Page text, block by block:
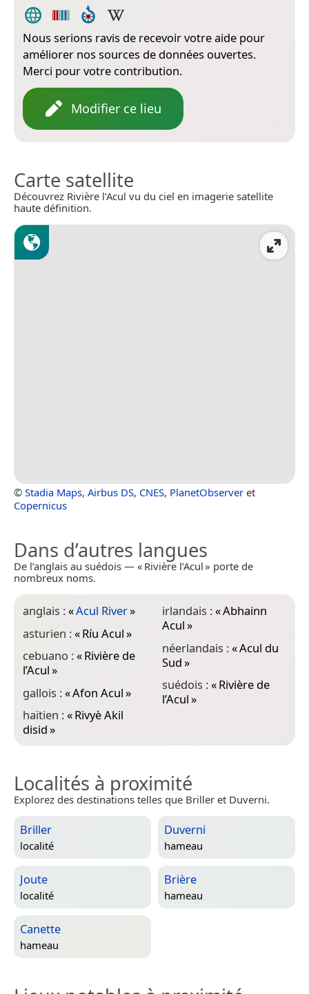
Nous serions ravis de recevoir votre aide pour
améliorer nos sources de données ouvertes.
Merci pour votre contribution.
Modifier ce lieu
Carte satellite
Découvrez Rivière l’Acul vu du ciel en imagerie satellite
haute définition.
© Stadia Maps, Airbus DS, CNES, PlanetObserver et
Copernicus
Dans d’autres langues
De l’anglais au suédois — « Rivière l’Acul » porte de
nombreux noms.
anglais :«Acul River»
asturien :«Ríu Acul»
cebuano :«Rivière de
l’Acul»
gallois :«Afon Acul»
haïtien :«Rivyè Akil
disid»
irlandais :«Abhainn
Acul»
néerlandais :«Acul du
Sud»
suédois :«Rivière de
l’Acul»
Localités à proximité
Explorez des destinations telles que Briller et Duverni.
Briller
localité
Duverni
hameau
Joute
localité
Brière
hameau
Canette
hameau